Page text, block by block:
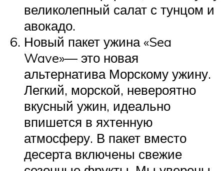
великолепный салат с тунцом и
авокадо.
Новый пакет ужина «Sea
Wave»— это новая
альтернатива Морскому ужину.
Легкий, морской, невероятно
вкусный ужин, идеально
впишется в яхтенную
атмосферу. В пакет вместо
десерта включены свежие